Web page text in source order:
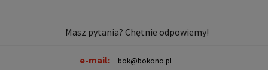
Masz pytania? Chętnie odpowiemy!
e-mail: bok@bokono.pl